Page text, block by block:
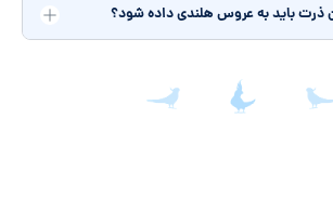
ذرت باید به عروس هلندی داده شود؟